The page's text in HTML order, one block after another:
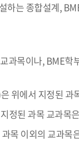
는 종합설계,
목이나, BME
위에서 지정된
된 과목 교과목
목 이외의 교과